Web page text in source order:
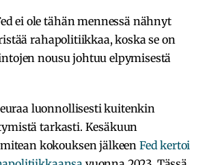
ei ole tähän mennessä nähnyt
rahapolitiikkaa, koska se on
nousu johtuu elpymisestä
luonnollisesti kuitenkin
tarkasti. Kesäkuun
kokouksen jälkeen Fed kertoi